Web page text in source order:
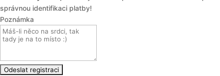
správnou identifikaci platby!
Poznámka